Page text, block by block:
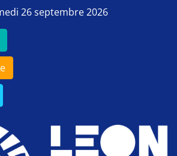
26 septembre 2026